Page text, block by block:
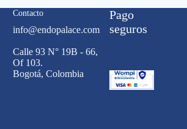
Contacto
info@endopalace.com
Calle 93 N° 19B - 66,
Of 103.
Bogotá, Colombia
Pago
seguros